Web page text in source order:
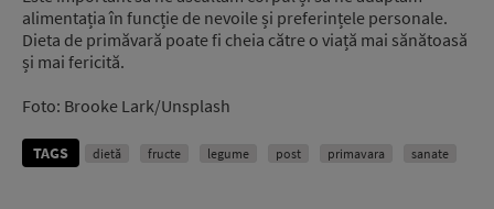
alimentația în funcție de nevoile și preferințele personale.
Dieta de primăvară poate fi cheia către o viață mai sănătoasă
și mai fericită.
Foto: Brooke Lark/Unsplash
TAGS dietă fructe legume post primavara sanate